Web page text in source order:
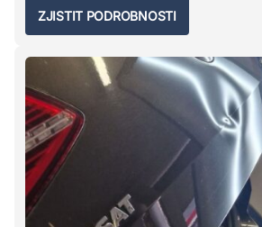
ZJISTIT PODROBNOSTI